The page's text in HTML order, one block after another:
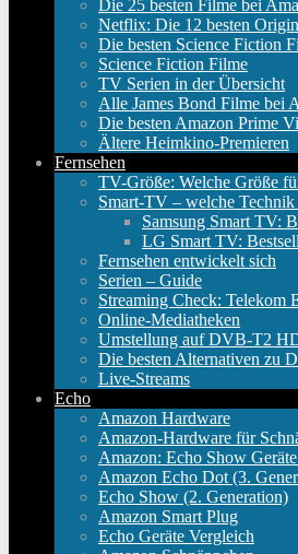
Die 25 besten Filme bei
Netflix: Die 12 besten
Die besten Science Fiction
Science Fiction Filme
TV Serien in der Übersicht
Alle James Bond Filme bei
Die besten Amazon Prime
Ältere Heimkino-Premieren
Fernsehen
TV-Größe: Welche Größe
Smart-TV – welche Technik
Samsung Smart TV:
LG Smart TV:
Fernsehen entwickelt sich
Serien – Guide
Streaming Check: Telekom
Online-Mediatheken
Umstellung auf DVB-T2
Die besten Alternativen zu
Live-Streams
Echo
Amazon Hardware
Amazon-Hardware für
Amazon: Echo Show
Amazon Echo Dot (3.
Echo Show (2. Generation)
Amazon Smart Plug
Echo Geräte Vergleich